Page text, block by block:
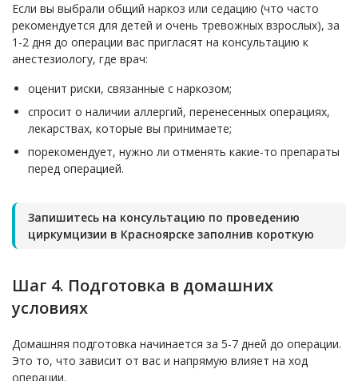
Если вы выбрали общий наркоз или седацию (что часто
рекомендуется для детей и очень тревожных взрослых), за
1-2 дня до операции вас пригласят на консультацию к
анестезиологу, где врач:
оценит риски, связанные с наркозом;
спросит о наличии аллергий, перенесенных операциях,
лекарствах, которые вы принимаете;
порекомендует, нужно ли отменять какие-то препараты
перед операцией.
Запишитесь на консультацию по проведению
циркумцизии в Красноярске заполнив короткую
Шаг 4. Подготовка в домашних
условиях
Домашняя подготовка начинается за 5-7 дней до операции.
Это то, что зависит от вас и напрямую влияет на ход
операции.